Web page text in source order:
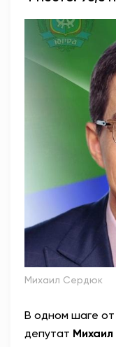
Михаил Сердюк
В одном шаге
депутат